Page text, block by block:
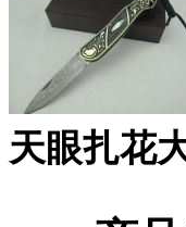
天眼扎花